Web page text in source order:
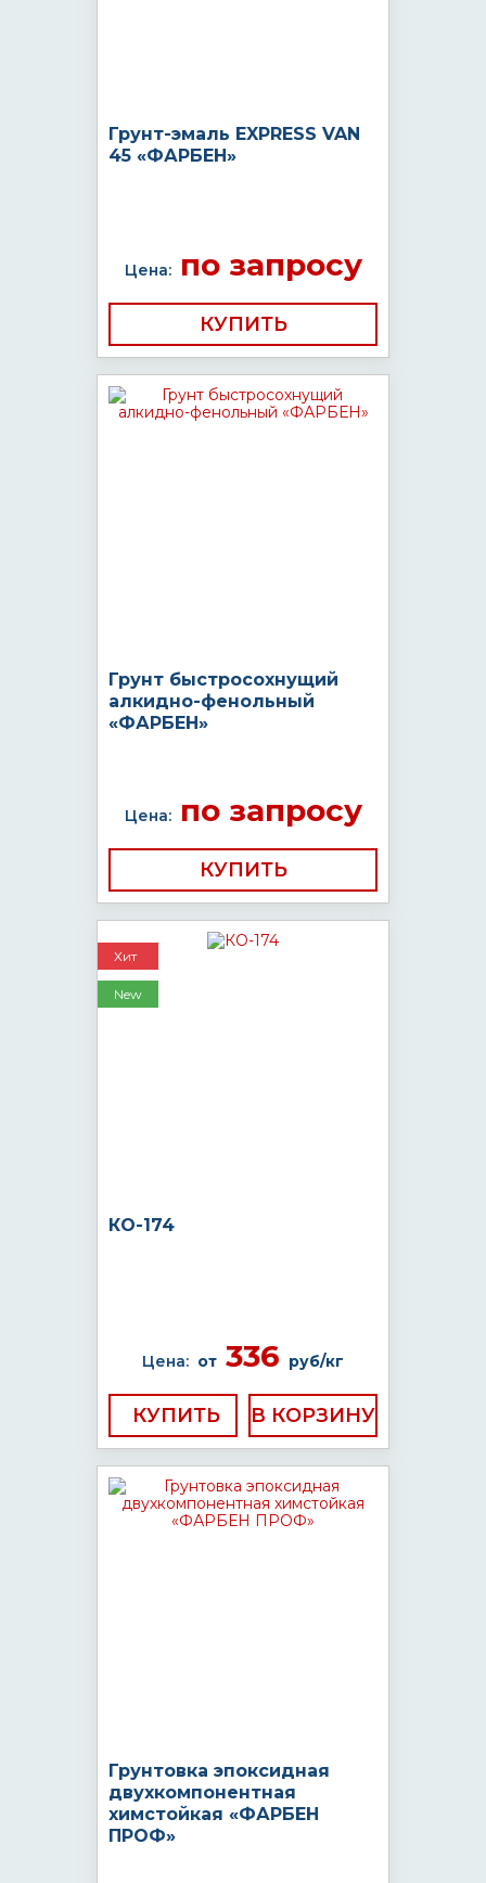
Грунт-эмаль EXPRESS VAN
45 «ФАРБЕН»
Цена:по запросу
КУПИТЬ
Грунт быстросохнущий
алкидно-фенольный
«ФАРБЕН»
Цена:по запросу
КУПИТЬ
Хит
New
КО-174
Цена: от 336 руб/кг
КУПИТЬ
Грунтовка эпоксидная
двухкомпонентная
химстойкая «ФАРБЕН
ПРОФ»